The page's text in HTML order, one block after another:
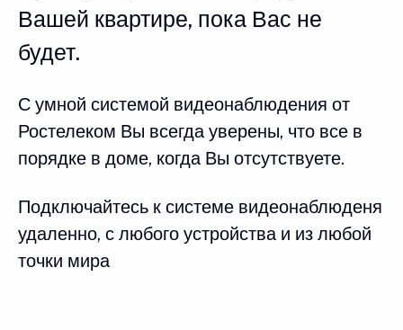
Вашей квартире, пока Вас не
будет.
С умной системой видеонаблюдения от
Ростелеком Вы всегда уверены, что все в
порядке в доме, когда Вы отсутствуете.
Подключайтесь к системе видеонаблюденя
удаленно, с любого устройства и из любой
точки мира